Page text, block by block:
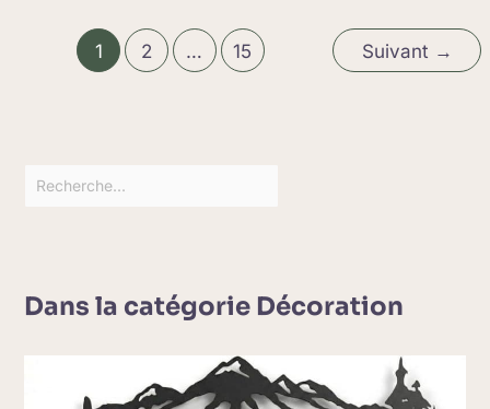
1 2 … 15 Suivant →
Dans la catégorie Décoration